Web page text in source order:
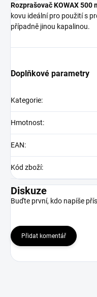
Rozprašovač KOWAX 500
kovu ideální pro použití s
případně jinou kapalinou.
Doplňkové parametry
Kategorie:
Hmotnost:
EAN:
Kód zboží:
Diskuze
Buďte první, kdo napíše
Přidat komentář